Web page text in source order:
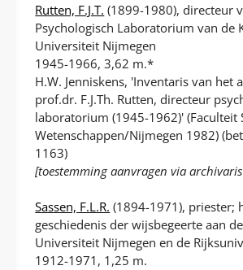
Rutten, F.J.T. (1899-1980), directeur
Psychologisch Laboratorium van de
Universiteit Nijmegen
1945-1966, 3,62 m.*
H.W. Jenniskens, 'Inventaris van het
prof.dr. F.J.Th. Rutten, directeur
laboratorium (1945-1962)' (Faculteit
Wetenschappen/Nijmegen 1982)
1163)
[toestemming aanvragen via
Sassen, F.L.R. (1894-1971), priester;
geschiedenis der wijsbegeerte aan
Universiteit Nijmegen en de
1912-1971, 1,25 m.